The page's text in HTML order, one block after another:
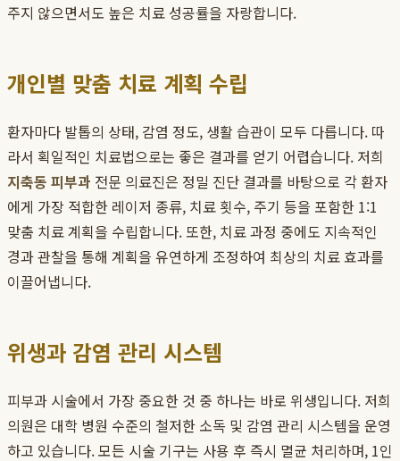
주지 않으면서도 높은 치료 성공률을 자랑합니다.
개인별 맞춤 치료 계획 수립
환자마다 발톱의 상태, 감염 정도, 생활 습관이 모두 다릅니다. 따
라서 획일적인 치료법으로는 좋은 결과를 얻기 어렵습니다. 저희
지축동 피부과 전문 의료진은 정밀 진단 결과를 바탕으로 각 환자
에게 가장 적합한 레이저 종류, 치료 횟수, 주기 등을 포함한 1:1
맞춤 치료 계획을 수립합니다. 또한, 치료 과정 중에도 지속적인
경과 관찰을 통해 계획을 유연하게 조정하여 최상의 치료 효과를
이끌어냅니다.
위생과 감염 관리 시스템
피부과 시술에서 가장 중요한 것 중 하나는 바로 위생입니다. 저희
의원은 대학 병원 수준의 철저한 소독 및 감염 관리 시스템을 운영
하고 있습니다. 모든 시술 기구는 사용 후 즉시 멸균 처리하며, 1인